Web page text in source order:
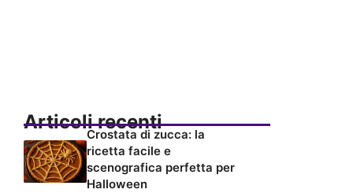
Articoli recenti
Crostata di zucca: la
ricetta facile e
scenografica perfetta per
Halloween